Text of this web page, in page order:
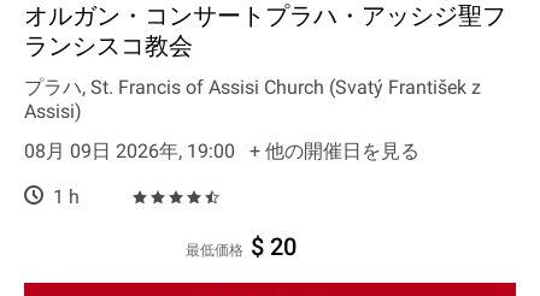
オルガン・コンサートプラハ・アッシジ聖フ
ランシスコ教会
プラハ, St. Francis of Assisi Church (Svatý František z
Assisi)
08月 09日 2026年, 19:00
+ 他の開催日を見る
1 h
最低価格 $ 20